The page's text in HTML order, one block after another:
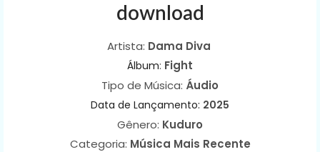
download
Artista: Dama Diva
Álbum: Fight
Tipo de Música: Áudio
Data de Lançamento: 2025
Gênero: Kuduro
Categoria: Música Mais Recente